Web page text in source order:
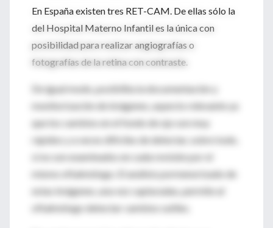
En España existen tres RET-CAM. De ellas sólo la
del Hospital Materno Infantil es la única con
posibilidad para realizar angiografías o
fotografías de la retina con contraste.
De igual modo, posibilita la documentación y
monitorización de imágenes, aspecto relevante ya
que los cambios en el fondo de ojo son muy
rápidos y a veces difíciles de detectar, sobre todo,
si no son examinados en cada revisión por el
mismo oftalmólogo. El análisis pormenorizado de
estas imágenes, una vez capturadas, permite al
oftalmólogo detectar cambios sutiles.